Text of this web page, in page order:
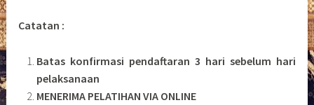
Catatan :
Batas konfirmasi pendaftaran 3 hari sebelum hari
pelaksanaan
MENERIMA PELATIHAN VIA ONLINE